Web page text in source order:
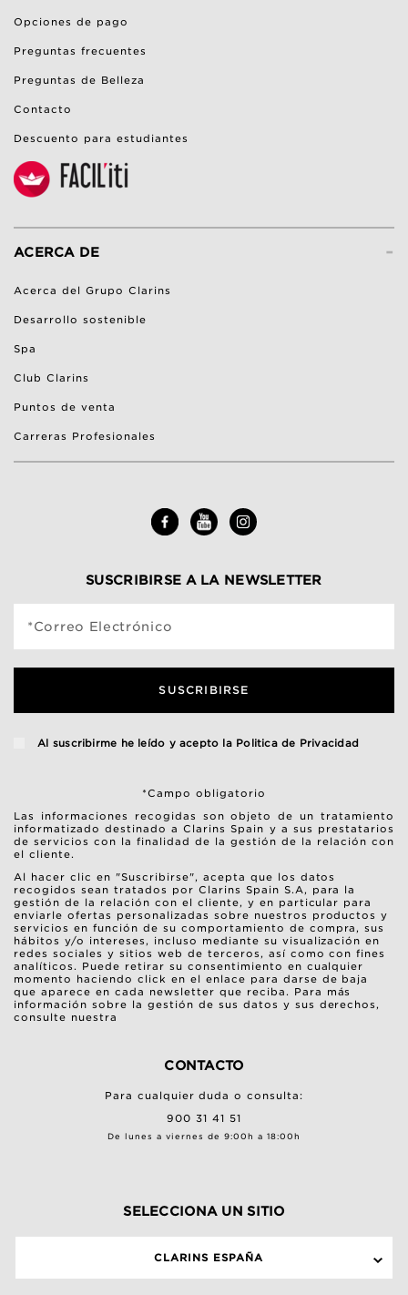
Opciones de pago
Preguntas frecuentes
Preguntas de Belleza
Contacto
Descuento para estudiantes
-
ACERCA DE
Acerca del Grupo Clarins
Desarrollo sostenible
Spa
Club Clarins
Puntos de venta
Carreras Profesionales
SUSCRIBIRSE A LA NEWSLETTER
*Correo Electrónico
SUSCRIBIRSE
Al suscribirme he leído y acepto la Politica de Privacidad
*Campo obligatorio
Las informaciones recogidas son objeto de un tratamiento
informatizado destinado a Clarins Spain y a sus prestatarios
de servicios con la finalidad de la gestión de la relación con
el cliente.
Al hacer clic en "Suscribirse", acepta que los datos
recogidos sean tratados por Clarins Spain S.A, para la
gestión de la relación con el cliente, y en particular para
enviarle ofertas personalizadas sobre nuestros productos y
servicios en función de su comportamiento de compra, sus
hábitos y/o intereses, incluso mediante su visualización en
redes sociales y sitios web de terceros, así como con fines
analíticos. Puede retirar su consentimiento en cualquier
momento haciendo click en el enlace para darse de baja
que aparece en cada newsletter que reciba. Para más
información sobre la gestión de sus datos y sus derechos,
consulte nuestra
CONTACTO
Para cualquier duda o consulta:
900 31 41 51
De lunes a viernes de 9:00h a 18:00h
SELECCIONA UN SITIO
CLARINS ESPAÑA